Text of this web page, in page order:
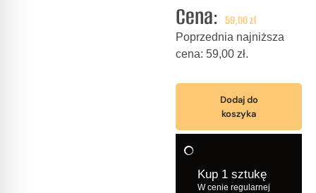
Cena: 59,00zł
Poprzednia najniższa
cena: 59,00 zł.
Kup 1 sztukę
W cenie regularnej
Dodaj do
koszyka